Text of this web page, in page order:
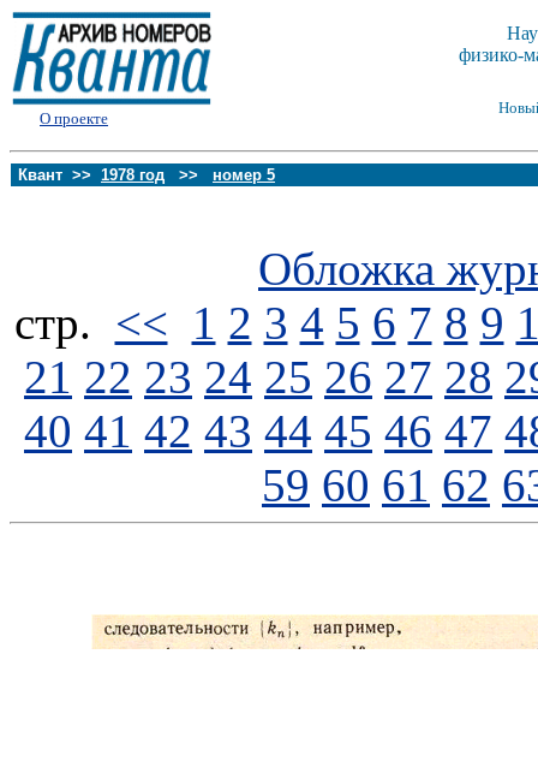
О проекте
физико-
Квант >> 1978 год >> номер 5
Обложка
стp. << 1 2 3 4 5 6 7 8 9
21 22 23 24 25 26 27 28
40 41 42 43 44 45 46 47
59 60 61 62